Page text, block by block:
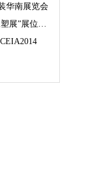
华南展览会
橡塑业乐观前景